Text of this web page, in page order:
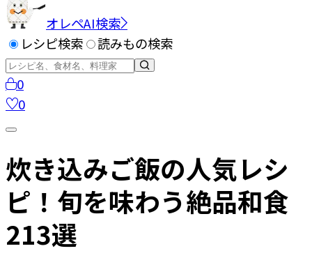
オレペAI検索
レシピ検索
読みもの検索
0
0
炊き込みご飯の人気レシ
ピ！旬を味わう絶品和食
213選